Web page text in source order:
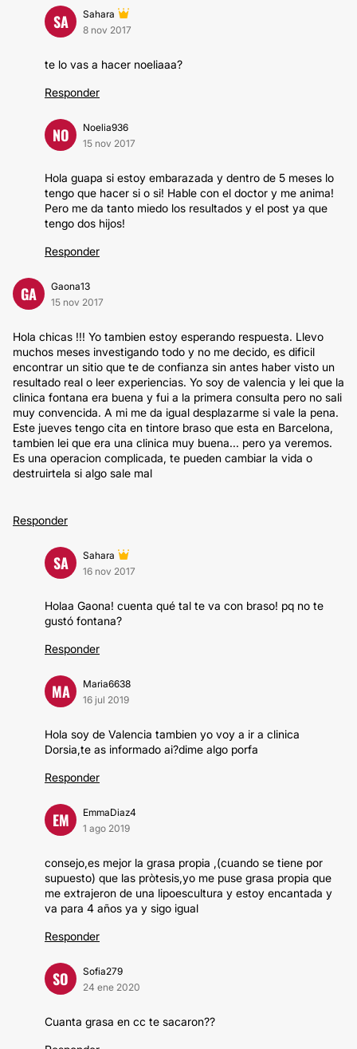
SA
Sahara
8 nov 2017
te lo vas a hacer noeliaaa?
Responder
NO
Noelia936
15 nov 2017
Hola guapa si estoy embarazada y dentro de 5 meses lo
tengo que hacer si o si! Hable con el doctor y me anima!
Pero me da tanto miedo los resultados y el post ya que
tengo dos hijos!
Responder
GA
Gaona13
15 nov 2017
Hola chicas !!! Yo tambien estoy esperando respuesta. Llevo
muchos meses investigando todo y no me decido, es dificil
encontrar un sitio que te de confianza sin antes haber visto un
resultado real o leer experiencias. Yo soy de valencia y lei que la
clinica fontana era buena y fui a la primera consulta pero no sali
muy convencida. A mi me da igual desplazarme si vale la pena.
Este jueves tengo cita en tintore braso que esta en Barcelona,
tambien lei que era una clinica muy buena... pero ya veremos.
Es una operacion complicada, te pueden cambiar la vida o
destruirtela si algo sale mal
Responder
SA
Sahara
16 nov 2017
Holaa Gaona! cuenta qué tal te va con braso! pq no te
gustó fontana?
Responder
MA
Maria6638
16 jul 2019
Hola soy de Valencia tambien yo voy a ir a clinica
Dorsia,te as informado ai?dime algo porfa
Responder
EM
EmmaDiaz4
1 ago 2019
consejo,es mejor la grasa propia ,(cuando se tiene por
supuesto) que las pròtesis,yo me puse grasa propia que
me extrajeron de una lipoescultura y estoy encantada y
va para 4 años ya y sigo igual
Responder
SO
Sofia279
24 ene 2020
Cuanta grasa en cc te sacaron??